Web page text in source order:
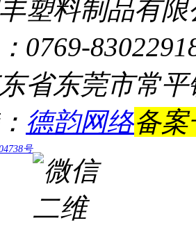
塑料制品有
0769-
省东莞市常
德韵网络备
号